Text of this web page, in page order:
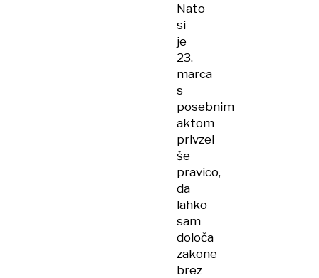
Nato
si
je
23.
marca
s
posebnim
aktom
privzel
še
pravico,
da
lahko
sam
določa
zakone
brez